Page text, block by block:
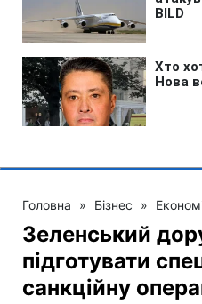
Головна » Бізнес »
Зеленський
підготувати
санкційну